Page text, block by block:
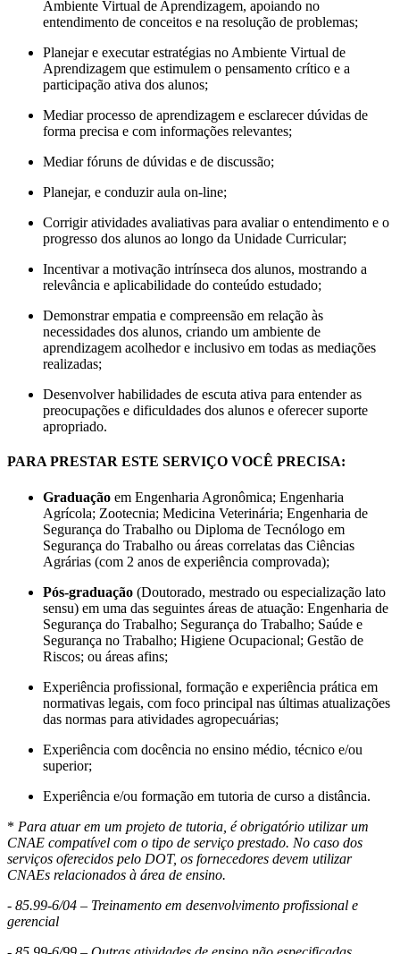
Ambiente Virtual de Aprendizagem, apoiando no
entendimento de conceitos e na resolução de problemas;
Planejar e executar estratégias no Ambiente Virtual de
Aprendizagem que estimulem o pensamento crítico e a
participação ativa dos alunos;
Mediar processo de aprendizagem e esclarecer dúvidas de
forma precisa e com informações relevantes;
Mediar fóruns de dúvidas e de discussão;
Planejar, e conduzir aula on-line;
Corrigir atividades avaliativas para avaliar o entendimento e o
progresso dos alunos ao longo da Unidade Curricular;
Incentivar a motivação intrínseca dos alunos, mostrando a
relevância e aplicabilidade do conteúdo estudado;
Demonstrar empatia e compreensão em relação às
necessidades dos alunos, criando um ambiente de
aprendizagem acolhedor e inclusivo em todas as mediações
realizadas;
Desenvolver habilidades de escuta ativa para entender as
preocupações e dificuldades dos alunos e oferecer suporte
apropriado.
PARA PRESTAR ESTE SERVIÇO VOCÊ PRECISA:
Graduação em Engenharia Agronômica; Engenharia
Agrícola; Zootecnia; Medicina Veterinária; Engenharia de
Segurança do Trabalho ou Diploma de Tecnólogo em
Segurança do Trabalho ou áreas correlatas das Ciências
Agrárias (com 2 anos de experiência comprovada);
Pós-graduação (Doutorado, mestrado ou especialização lato
sensu) em uma das seguintes áreas de atuação: Engenharia de
Segurança do Trabalho; Segurança do Trabalho; Saúde e
Segurança no Trabalho; Higiene Ocupacional; Gestão de
Riscos; ou áreas afins;
Experiência profissional, formação e experiência prática em
normativas legais, com foco principal nas últimas atualizações
das normas para atividades agropecuárias;
Experiência com docência no ensino médio, técnico e/ou
superior;
Experiência e/ou formação em tutoria de curso a distância.
* Para atuar em um projeto de tutoria, é obrigatório utilizar um
CNAE compatível com o tipo de serviço prestado. No caso dos
serviços oferecidos pelo DOT, os fornecedores devem utilizar
CNAEs relacionados à área de ensino.
- 85.99-6/04 – Treinamento em desenvolvimento profissional e
gerencial